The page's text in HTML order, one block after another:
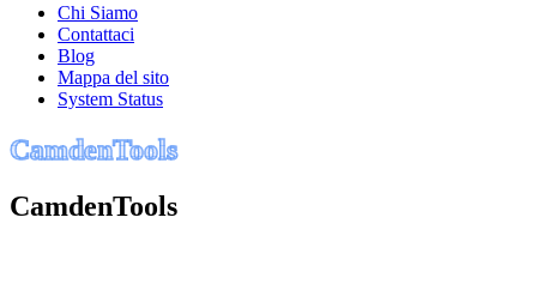
Chi Siamo
Contattaci
Blog
Mappa del sito
System Status
CamdenTools
CamdenTools